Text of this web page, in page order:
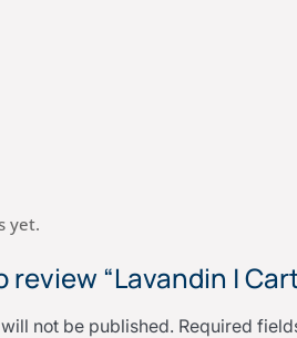
yet.
“Lavandin |
not be published. Required